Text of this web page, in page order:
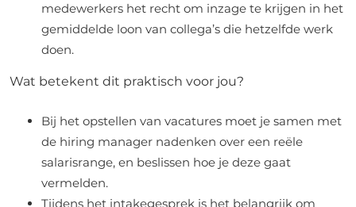
medewerkers het recht om inzage te krijgen in het
gemiddelde loon van collega’s die hetzelfde werk
doen.
Wat betekent dit praktisch voor jou?
Bij het opstellen van vacatures moet je samen met
de hiring manager nadenken over een reële
salarisrange, en beslissen hoe je deze gaat
vermelden.
Tijdens het intakegesprek is het belangrijk om